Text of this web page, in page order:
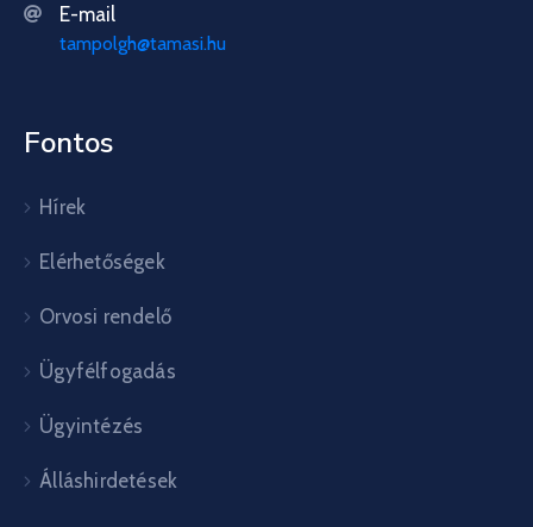
E-mail
tampolgh@tamasi.hu
Fontos
Hírek
Elérhetőségek
Orvosi rendelő
Ügyfélfogadás
Ügyintézés
Álláshirdetések